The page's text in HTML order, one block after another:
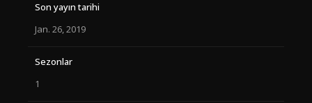
Son yayın tarihi
Jan. 26, 2019
Sezonlar
1